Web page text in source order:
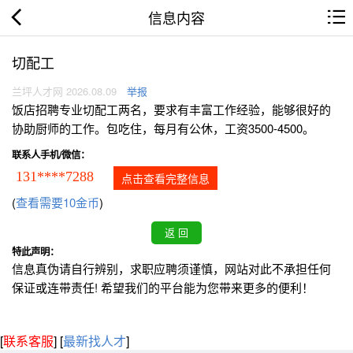
信息内容
切配工
兰坪人才网 2026.08.09 举报
饭店招聘专业切配工两名，要求有丰富工作经验，能够很好的
协助厨师的工作。包吃住，每月有公休，工资3500-4500。
联系人手机/微信：
131****7288 点击查看完整信息
(查看需要10金币)
特此声明：
信息真伪请自行辨别，求职应聘须谨慎，网站对此不承担任何
保证或连带责任! 希望我们的平台能为您带来更多的便利！
[联系客服] [最新找人才]